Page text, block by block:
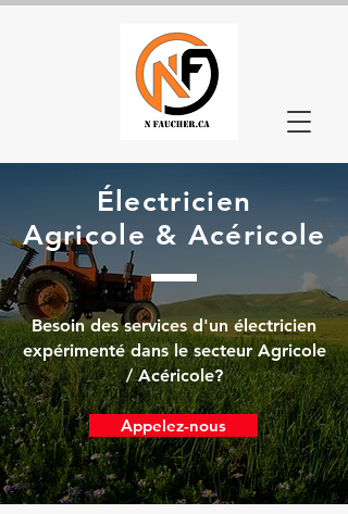
Électricien
Agricole & Acéricole
Besoin des services d'un électricien
expérimenté dans le secteur Agricole
/ Acéricole?
Appelez-nous